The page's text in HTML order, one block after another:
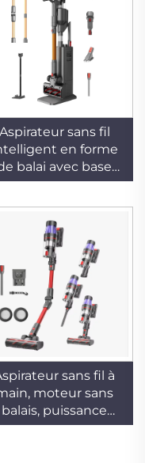
de raclage de
poussière sèche,
rechargeable
Aspirateur sans fil
en forme
balai avec base
automatique de
poussières pour un
nettoyage puissant
sols et des tapis,
verticale,
version allemande
pour voitures
sans fil à
moteur sans
balais, puissance
de 200